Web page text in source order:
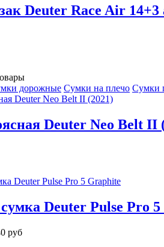
Deuter Race Air
дорожные Сумки на плечо Сумки
Deuter Neo Belt II
Deuter Pulse Pro
руб